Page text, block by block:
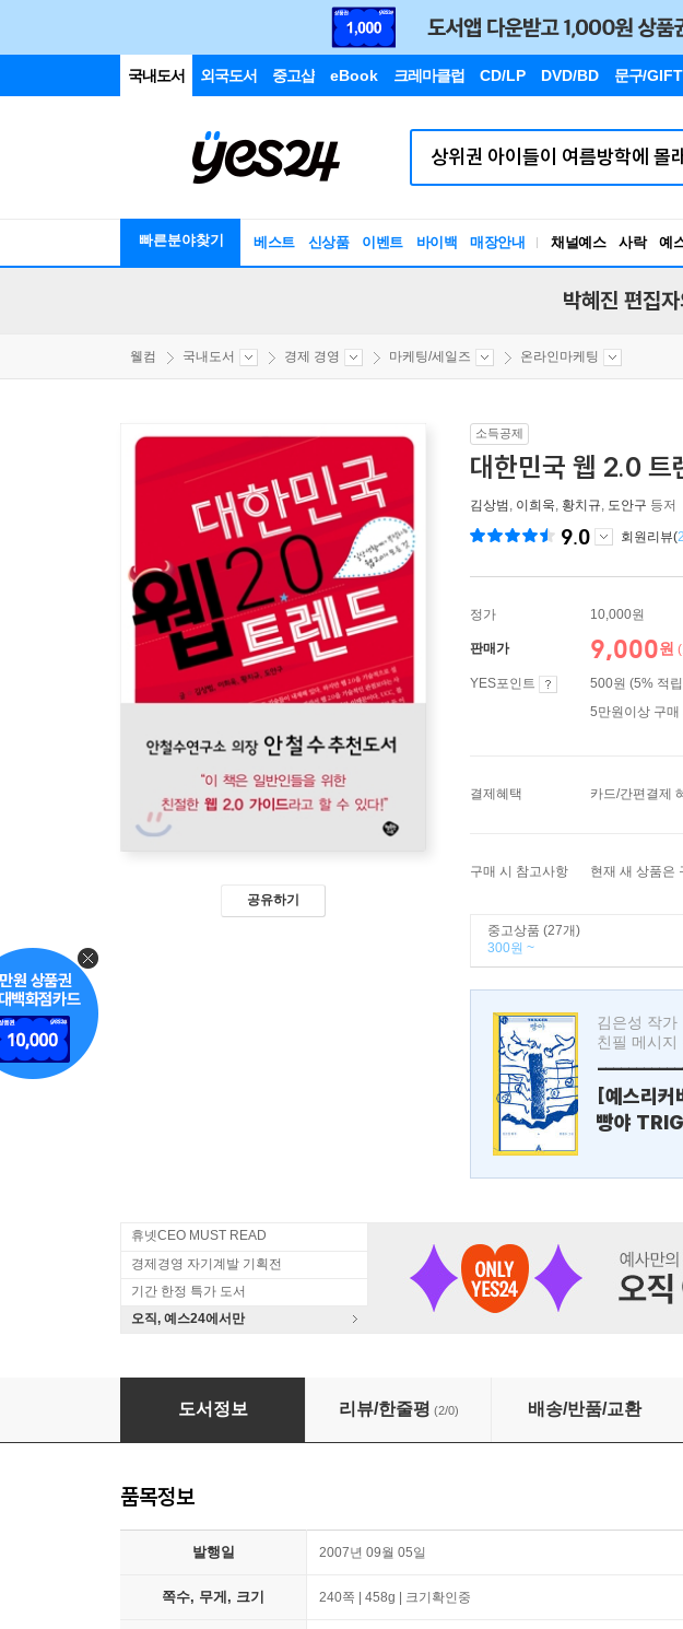
국내도서 외국도서 중고샵 eBook 크레마클럽 CD/LP DVD/BD 문구/GIFT
빠른분야찾기 베스트 신상품 이벤트 바이백 매장안내 채널예스 사락 예
박혜진 편집
웰컴 국내도서 경제 경영 마케팅/세일즈 온라인마케팅
공유하기
소득공제
대한민국 웹 2.0 트
김상범 , 이희욱, 황치규, 도안구 등저
9.0 회원리뷰(2
정가 10,000원
판매가 9,000원
YES포인트
500원 (5% 적
5만원이상 구매
결제혜택 카드/간편결제
구매 시 참고사항 현재 새 상품은
중고상품 (27개)
300원 ~
김은성 작가
친필 메시지
[예스리커
빵야
휴넷CEO MUST READ
경제경영 자기계발 기획전
기간 한정 특가 도서
오직, 예스24에서만
대한민국 웹 2.0 트렌드
도서정보 리뷰/한줄평 (2/0) 배송/반품/교환
품목정보
발행일 2007년 09월 05일
쪽수, 무게, 크기 240쪽 | 458g | 크기확인중